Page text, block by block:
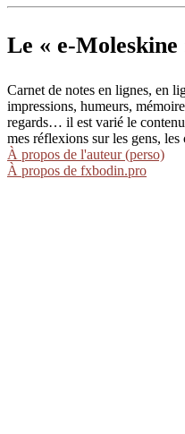
Le « e-Moleskine
Carnet de notes en lignes, en
impressions, humeurs,
regards… il est varié le
mes réflexions sur les gens, les
À propos de l'auteur (perso)
À propos de fxbodin.pro